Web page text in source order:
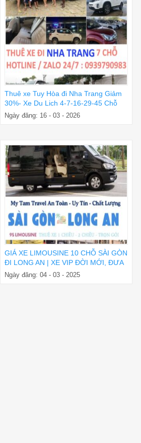
Thuê xe Tuy Hòa đi Nha Trang Giảm
30%- Xe Du Lich 4-7-16-29-45 Chỗ
Ngày đăng: 16 - 03 - 2026
GIÁ XE LIMOUSINE 10 CHỖ SÀI GÒN
ĐI LONG AN | XE VIP ĐỜI MỚI, ĐƯA
ĐÓN TẬN NƠI
Ngày đăng: 04 - 03 - 2025